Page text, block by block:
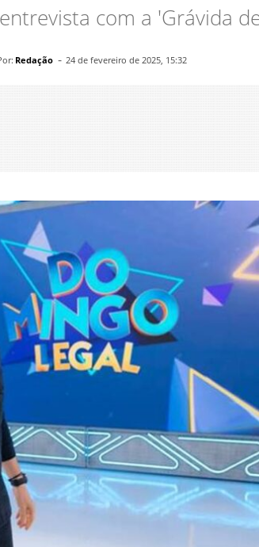
com a 'Grávida
Redação - 24 de fevereiro de 2025, 15:32